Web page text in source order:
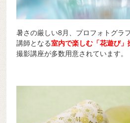
暑さの厳しい8月、プロフォトグラ
講師となる室内で楽しむ「花遊び」
撮影講座が多数用意されています。